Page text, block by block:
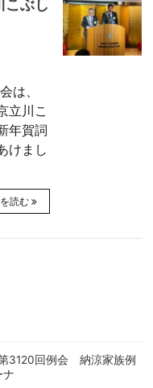
こぶし
は、
立川こ
年賀詞
けまし
読む
3120回例会 納涼家族例
ナ